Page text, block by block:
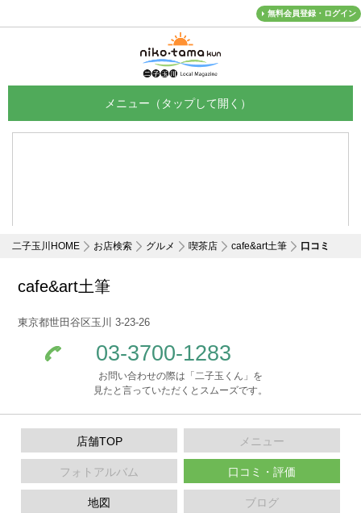
無料会員登録・ログイン
二子玉川HOME お店検索 グルメ 喫茶店 cafe&art土筆 口コミ
cafe&art土筆
東京都世田谷区玉川 3-23-26
03-3700-1283
お問い合わせの際は「二子玉くん」を
見たと言っていただくとスムーズです。
店舗TOP メニュー
フォトアルバム 口コミ・評価
地図 ブログ
メニュー